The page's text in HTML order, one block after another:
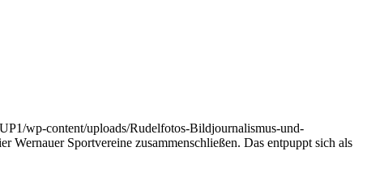
wp-content/uploads/Rudelfotos-Bildjournalismus-und-
Wernauer Sportvereine zusammenschließen. Das entpuppt sich als